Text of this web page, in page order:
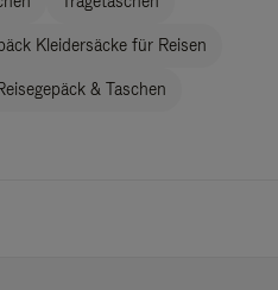
Kleidersäcke für Reisen
& Taschen